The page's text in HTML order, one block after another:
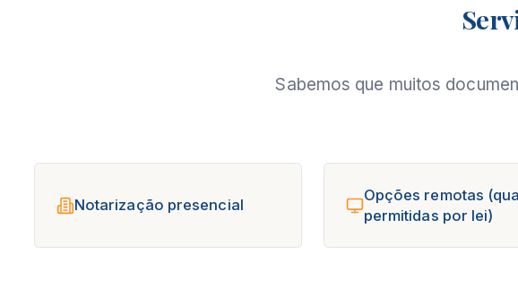
Sabemos que muitos
Notarização presencial
Opções remotas
permitidas por lei)